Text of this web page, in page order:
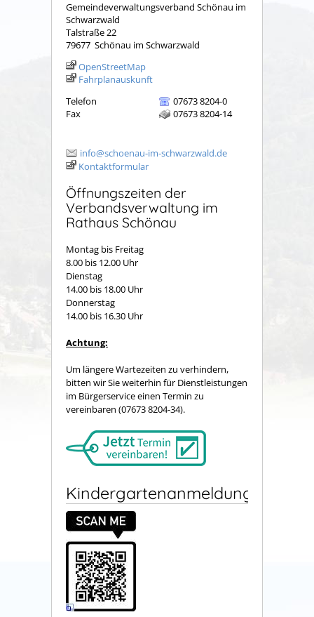
Gemeindeverwaltungsverband Schönau im
Schwarzwald
Talstraße 22
79677 Schönau im Schwarzwald
OpenStreetMap
Fahrplanauskunft
Telefon
07673 8204-0
Fax
07673 8204-14
info@schoenau-im-schwarzwald.de
Kontaktformular
Öffnungszeiten der
Verbandsverwaltung im
Rathaus Schönau
Montag bis Freitag
8.00 bis 12.00 Uhr
Dienstag
14.00 bis 18.00 Uhr
Donnerstag
14.00 bis 16.30 Uhr
Achtung:
Um längere Wartezeiten zu verhindern,
bitten wir Sie weiterhin für Dienstleistungen
im Bürgerservice einen Termin zu
vereinbaren (07673 8204-34).
Kindergartenanmeldung